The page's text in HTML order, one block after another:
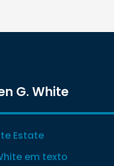
G. White
Estate
em texto